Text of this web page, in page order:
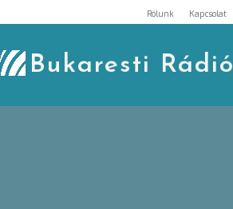
to
content
Rólunk Kapcsolat
Bukaresti Rádió